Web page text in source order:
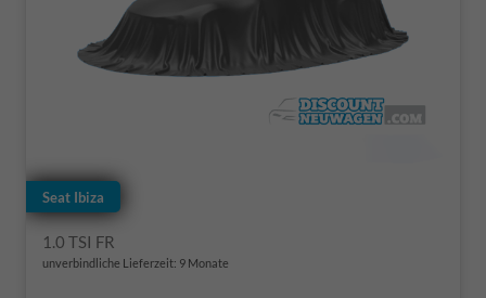
Seat Ibiza
1.0 TSI FR
unverbindliche Lieferzeit: 9 Monate